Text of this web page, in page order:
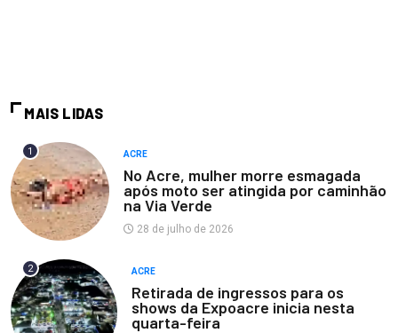
MAIS LIDAS
1 ACRE
No Acre, mulher morre esmagada
após moto ser atingida por caminhão
na Via Verde
28 de julho de 2026
2 ACRE
Retirada de ingressos para os
shows da Expoacre inicia nesta
quarta-feira